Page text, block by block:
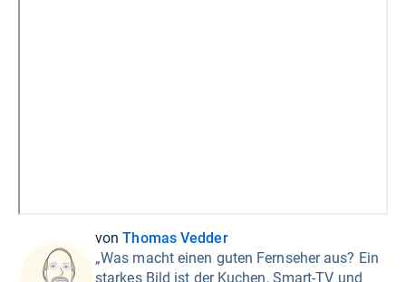
vonThomas Vedder
„Was macht einen guten Fernseher aus? Ein
starkes Bild ist der Kuchen, Smart-TV und